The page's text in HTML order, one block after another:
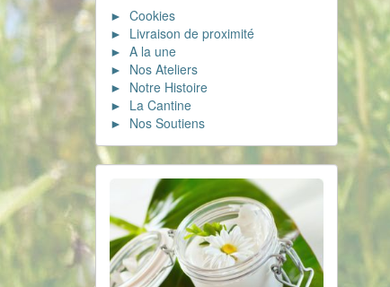
► Cookies
► Livraison de proximité
► A la une
► Nos Ateliers
► Notre Histoire
► La Cantine
► Nos Soutiens